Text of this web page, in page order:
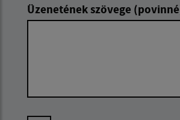
Üzenetének szövege